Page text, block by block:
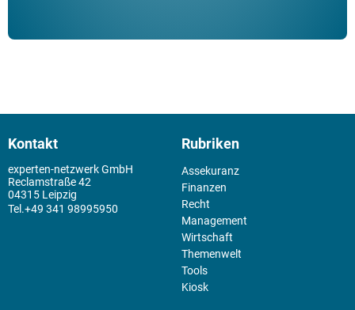
Kontakt
experten-netzwerk GmbH
Reclamstraße 42
04315 Leipzig
+49 341 98995950
Rubriken
Assekuranz
Finanzen
Recht
Management
Wirtschaft
Themenwelt
Tools
Kiosk